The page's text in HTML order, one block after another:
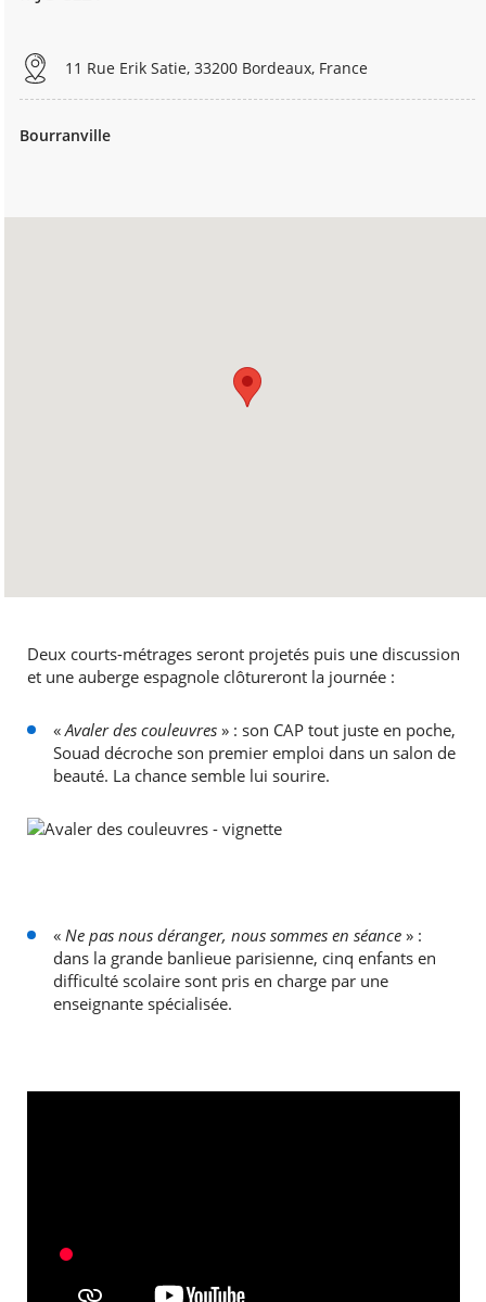
11 Rue Erik Satie, 33200 Bordeaux, France
Bourranville
Deux courts-métrages seront projetés puis une discussion
et une auberge espagnole clôtureront la journée :
«Avaler des couleuvres» : son CAP tout juste en poche,
Souad décroche son premier emploi dans un salon de
beauté. La chance semble lui sourire.
«Ne pas nous déranger, nous sommes en séance» :
dans la grande banlieue parisienne, cinq enfants en
difficulté scolaire sont pris en charge par une
enseignante spécialisée.